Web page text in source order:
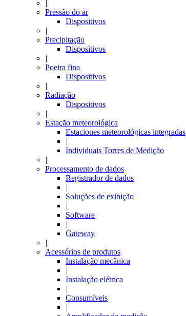
|
Pressão do ar
Dispositivos
|
Precipitação
Dispositivos
|
Poeira fina
Dispositivos
|
Radiação
Dispositivos
|
Estação meteorológica
Estaciones meteorológicas integradas
|
Individuais Torres de Medição
|
Processamento de dados
Registrador de dados
|
Soluções de exibição
|
Software
|
Gateway
|
Acessórios de produtos
Instalação mecânica
|
Instalação elétrica
|
Consumíveis
|